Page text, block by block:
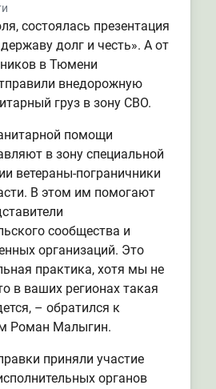
состоялась презентация
долг и честь». А от
в Тюмени
внедорожную
груз в зону СВО.
помощи
в зону специальной
ветераны-пограничники
В этом им помогают
сообщества и
организаций. Это
практика, хотя мы не
в ваших регионах такая
– обратился к
Роман Малыгин.
приняли участие
органов